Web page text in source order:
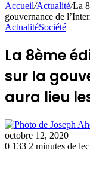
Accueil/Actualité/La
gouvernance de
ActualitéSociété
La 8ème
sur la
aura lieu
octobre 12, 2020
0 133 2 minutes de